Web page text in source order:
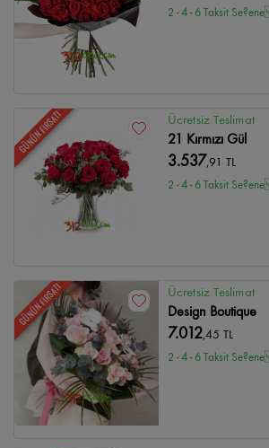
2 - 4 - 6 Taksit
GÜNÜN FIRSATI Ücretsiz Teslimat
21 Kırmızı Gül
3.537,91 TL
2 - 4 - 6 Taksit
GÜNÜN FIRSATI Ücretsiz Teslimat
Design Boutique
7.012,45 TL
2 - 4 - 6 Taksit